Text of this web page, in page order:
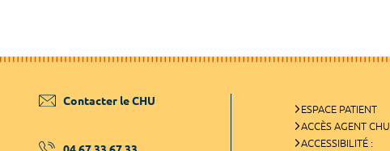
Contacter le CHU
ESPACE PATIENT
ACCÈS AGENT CHU
ACCESSIBILITÉ :